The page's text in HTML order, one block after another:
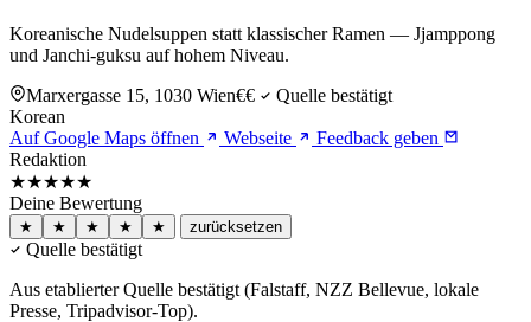
Koreanische Nudelsuppen statt klassischer Ramen — Jjamppong
und Janchi-guksu auf hohem Niveau.
Marxergasse 15, 1030 Wien€€
Quelle bestätigt
Korean
Auf Google Maps öffnen
Webseite
Feedback geben
Redaktion
★★★★★
Deine Bewertung
★ ★ ★ ★ ★ zurücksetzen
Quelle bestätigt
Aus etablierter Quelle bestätigt (Falstaff, NZZ Bellevue, lokale
Presse, Tripadvisor-Top).